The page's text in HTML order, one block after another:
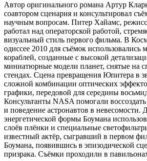
Автор оригинального романа Артур
соавтором сценария и консультировал
научным вопросам. Питер Хайамс,
работал над операторской работой,
визуальный стиль первого фильма. В
одиссее 2010 для съёмок использовались
кораблей, созданные с высокой
миниатюрные модели планет, снятые на
стендах. Сцена превращения Юпитера в
сложной комбинации оптических
графики, передовой для середины
Консультанты NASA помогали
и поведение астронавтов в невесомости.
энергетической формы Боумана
слоёв плёнки и специальные
известный актёр, сыгравший в первом
Боумана, появившись в эпизодической
призрака. Съёмки проходили в